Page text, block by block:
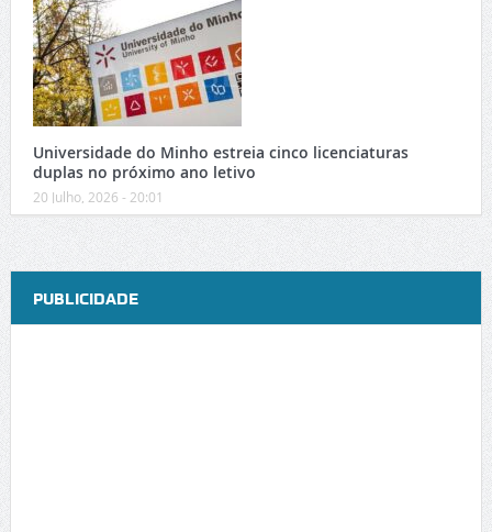
Universidade do Minho estreia cinco licenciaturas
duplas no próximo ano letivo
20 Julho, 2026 - 20:01
PUBLICIDADE